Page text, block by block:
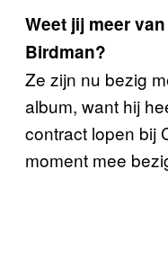
Weet jij meer
Birdman?
Ze zijn nu bezig
album, want hij
contract lopen bij
moment mee